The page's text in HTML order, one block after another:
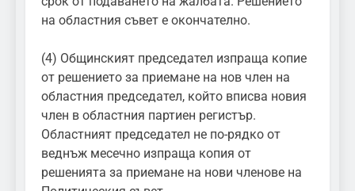
на областния съвет е окончателно.
(4) Общинският председател изпраща копие
от решението за приемане на нов член на
областния председател, който вписва новия
член в областния партиен регистър.
Областният председател не по-рядко от
веднъж месечно изпраща копия от
решенията за приемане на нови членове на